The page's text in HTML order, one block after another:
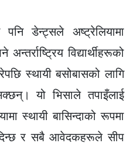
डेन्ट्सले अष्ट्रेलियामा
विद्यार्थीहरूको
स्थायी बसोबासको लागि
यो भिसाले तपाइँलाई
स्थायी बासिन्दाको रूपमा
र सबै आवेदकहरूले सीप